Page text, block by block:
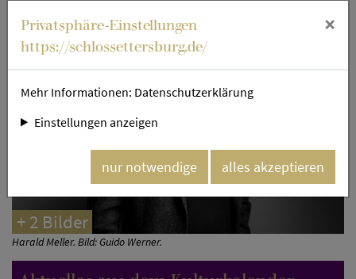
+ 2 Bilder
Harald Meller. Bild: Guido Werner.
Privatsphäre-Einstellungen
https://schlossettersburg.de/
×
Mehr Informationen: Datenschutzerklärung
Einstellungen anzeigen
nur notwendige alles akzeptieren